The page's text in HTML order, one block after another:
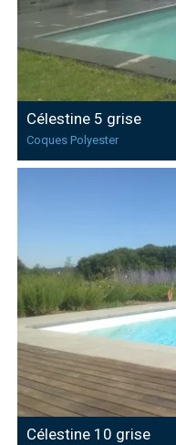
Célestine 5 grise
Coques Polyester
Célestine 10 grise